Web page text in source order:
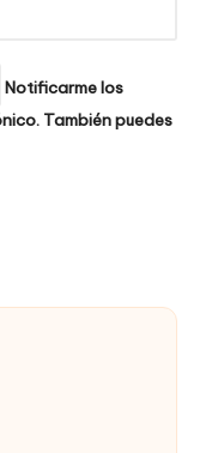
Notificarme los
También puedes